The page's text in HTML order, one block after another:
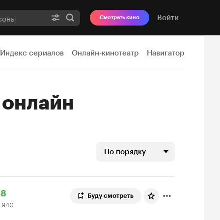
Смотреть кино Войти
Индекс сериалов Онлайн-кинотеатр Навигатор
онлайн
По порядку
940
Буду смотреть